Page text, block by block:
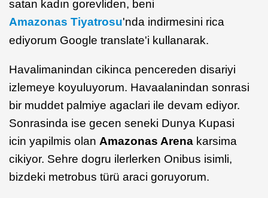
satan kadın gorevliden, beni
Amazonas Tiyatrosu'nda indirmesini rica
ediyorum Google translate'i kullanarak.
Havalimanindan cikinca pencereden disariyi
izlemeye koyuluyorum. Havaalanindan sonrasi
bir muddet palmiye agaclari ile devam ediyor.
Sonrasinda ise gecen seneki Dunya Kupasi
icin yapilmis olan Amazonas Arena karsima
cikiyor. Sehre dogru ilerlerken Onibus isimli,
bizdeki metrobus türü araci goruyorum.